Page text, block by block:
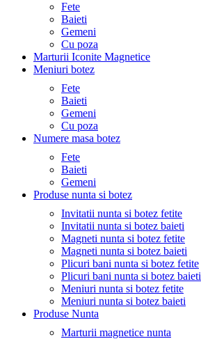
Fete
Baieti
Gemeni
Cu poza
Marturii Iconite Magnetice
Meniuri botez
Fete
Baieti
Gemeni
Cu poza
Numere masa botez
Fete
Baieti
Gemeni
Produse nunta si botez
Invitatii nunta si botez fetite
Invitatii nunta si botez baieti
Magneti nunta si botez fetite
Magneti nunta si botez baieti
Plicuri bani nunta si botez fetite
Plicuri bani nunta si botez baieti
Meniuri nunta si botez fetite
Meniuri nunta si botez baieti
Produse Nunta
Marturii magnetice nunta